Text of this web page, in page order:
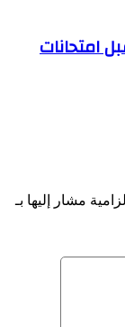
امتحانات
مشار إليها بـ